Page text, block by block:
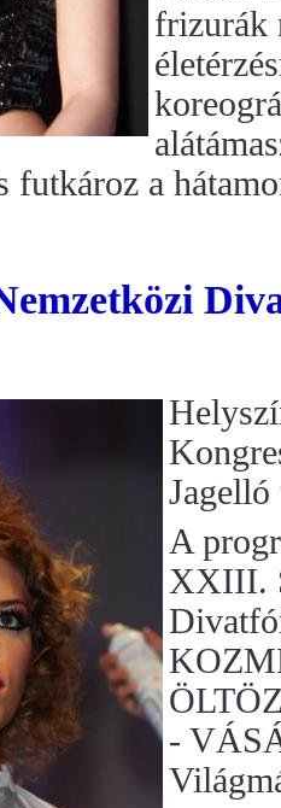
frizurák
futkároz a
A
XXIII.
-